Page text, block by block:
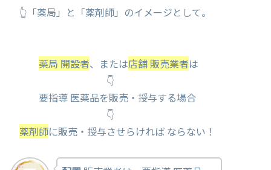
👆「薬局」と「薬剤師」のイメージとして。
薬局 開設者、または店舗 販売業者は
👇
要指導 医薬品を販売・授与する場合
👇
薬剤師に販売・授与させらければ ならない！